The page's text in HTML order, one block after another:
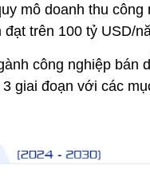
mô doanh thu công
đạt trên 100 tỷ USD/
công nghiệp bán
giai đoạn với các